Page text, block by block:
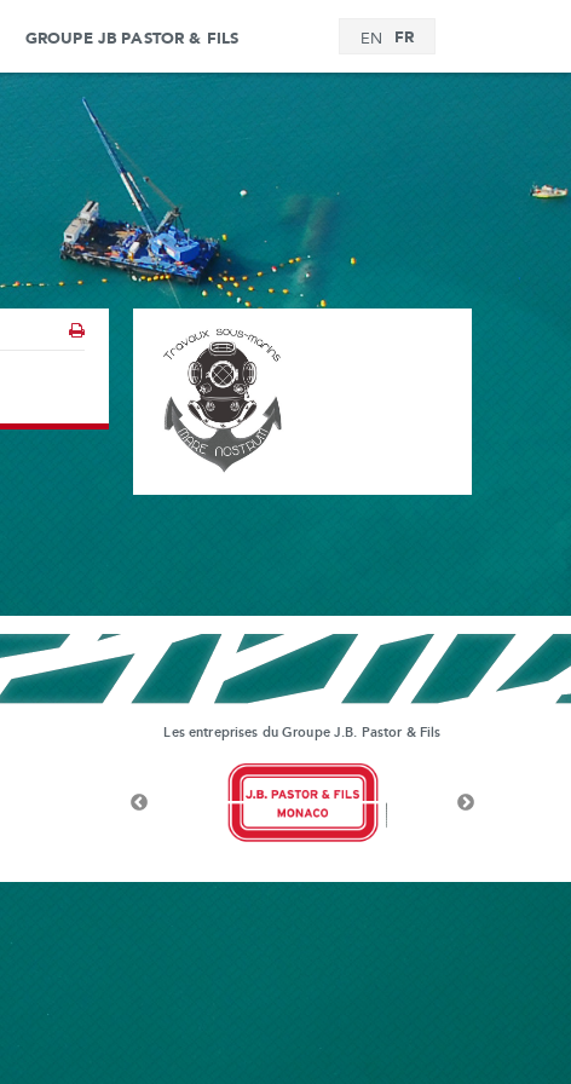
GROUPE JB PASTOR & FILS EN FR
Les entreprises du Groupe J.B. Pastor & Fils